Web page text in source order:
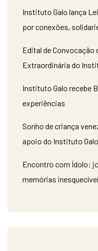
Instituto Galo lança
por conexões,
Edital de Convocação
Extraordinária do
Instituto Galo recebe
experiências
Sonho de criança
apoio do Instituto
Encontro com Ídolo:
memórias